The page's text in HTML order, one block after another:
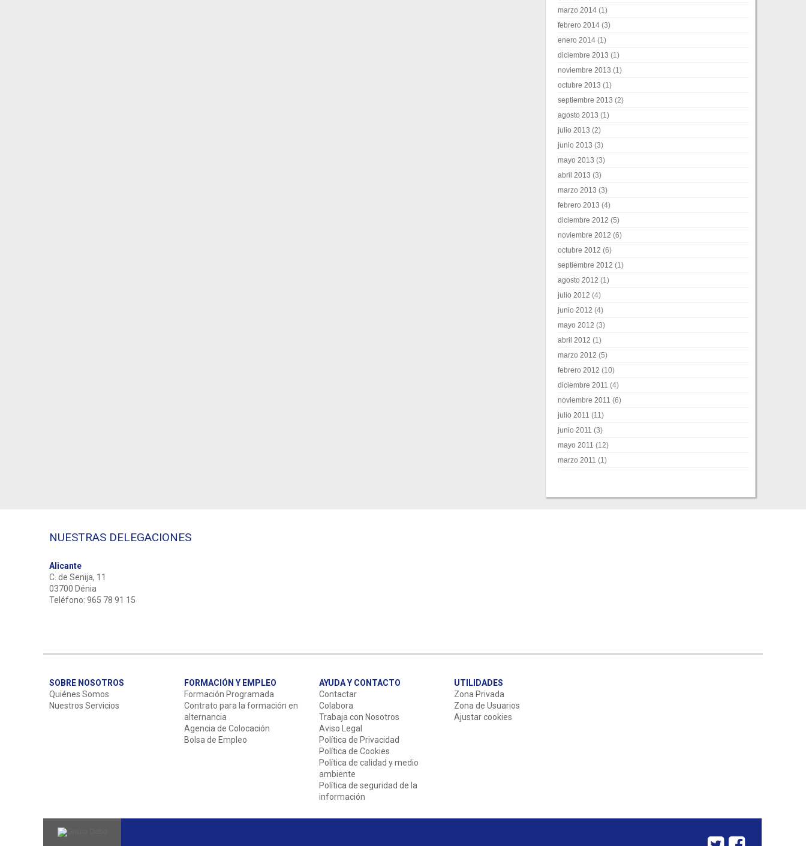
marzo 2014 (1)
febrero 2014 (3)
enero 2014 (1)
diciembre 2013 (1)
noviembre 2013 (1)
octubre 2013 (1)
septiembre 2013 (2)
agosto 2013 (1)
julio 2013 (2)
junio 2013 (3)
mayo 2013 (3)
abril 2013 (3)
marzo 2013 (3)
febrero 2013 (4)
diciembre 2012 (5)
noviembre 2012 (6)
octubre 2012 (6)
septiembre 2012 (1)
agosto 2012 (1)
julio 2012 (4)
junio 2012 (4)
mayo 2012 (3)
abril 2012 (1)
marzo 2012 (5)
febrero 2012 (10)
diciembre 2011 (4)
noviembre 2011 (6)
julio 2011 (11)
junio 2011 (3)
mayo 2011 (12)
marzo 2011 (1)
NUESTRAS DELEGACIONES
Alicante
C. de Senija, 11
03700 Dénia
Teléfono: 965 78 91 15
SOBRE NOSOTROS
Quiénes Somos
Nuestros Servicios
FORMACIÓN Y EMPLEO
Formación Programada
Contrato para la formación en
alternancia
Agencia de Colocación
Bolsa de Empleo
AYUDA Y CONTACTO
Contactar
Colabora
Trabaja con Nosotros
Aviso Legal
Política de Privacidad
Política de Cookies
Política de calidad y medio
ambiente
Política de seguridad de la
información
UTILIDADES
Zona Privada
Zona de Usuarios
Ajustar cookies